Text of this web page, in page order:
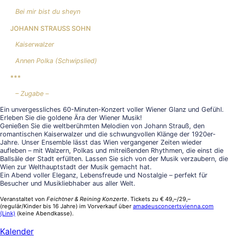
Bei mir bist du sheyn
JOHANN STRAUSS SOHN
Kaiserwalzer
Annen Polka (Schwipslied)
***
– Zugabe –
Ein unvergessliches 60-Minuten-Konzert voller Wiener Glanz und Gefühl.
Erleben Sie die goldene Ära der Wiener Musik!
Genießen Sie die weltberühmten Melodien von Johann Strauß, den
romantischen Kaiserwalzer und die schwungvollen Klänge der 1920er-
Jahre. Unser Ensemble lässt das Wien vergangener Zeiten wieder
aufleben – mit Walzern, Polkas und mitreißenden Rhythmen, die einst die
Ballsäle der Stadt erfüllten. Lassen Sie sich von der Musik verzaubern, die
Wien zur Welthauptstadt der Musik gemacht hat.
Ein Abend voller Eleganz, Lebensfreude und Nostalgie – perfekt für
Besucher und Musikliebhaber aus aller Welt.
Veranstaltet von Feichtner & Reining Konzerte. Tickets zu € 49,–/29,–
(regulär/Kinder bis 16 Jahre) im Vorverkauf über amadeusconcertsvienna.com
(Link) (keine Abendkasse).
Kalender